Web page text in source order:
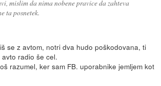
mislim da nima nobene pravice da zahteva
ta posnetek.
se z avtom, notri dva hudo poškodovana, ti
radio še cel.
razumel, ker sam FB. uporabnike jemljem kot